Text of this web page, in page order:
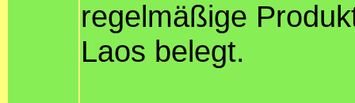
regelmäßige
Laos belegt.